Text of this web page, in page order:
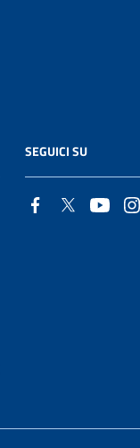
SEGUICI SU